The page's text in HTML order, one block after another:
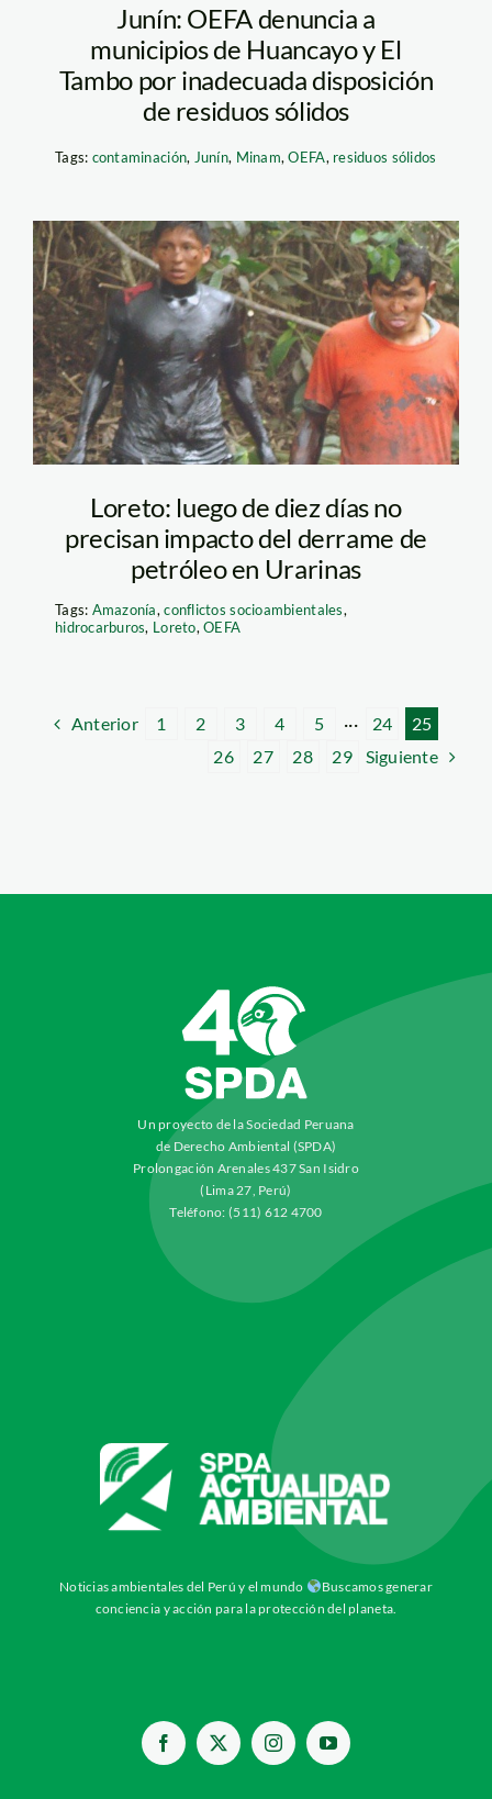
Junín: OEFA denuncia a
municipios de Huancayo y El
Tambo por inadecuada disposición
de residuos sólidos
Tags: contaminación, Junín, Minam,OEFA, residuos sólidos
derrame de
petróleo_Loreto
Loreto: luego de diez días no
precisan impacto del derrame de
petróleo en Urarinas
Tags: Amazonía,conflictos socioambientales,
hidrocarburos, Loreto,OEFA
Anterior 1 2 3 4 5 ··· 24
25
26
27 28 29 Siguiente
Un proyecto de la Sociedad Peruana
de Derecho Ambiental (SPDA)
Prolongación Arenales 437 San Isidro
(Lima 27, Perú)
Teléfono: (511) 612 4700
Noticias ambientales del Perú y el mundo
Buscamos generar
conciencia y acción para la protección del planeta.